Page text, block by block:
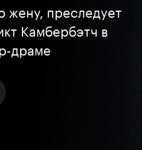
жену, преследует
Камбербэтч в
драме